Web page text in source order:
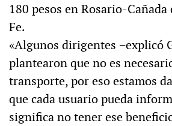
180 pesos en Rosario-Cañada
Fe.
«Algunos dirigentes −explicó
plantearon que no es
transporte, por eso estamos
que cada usuario pueda
significa no tener ese